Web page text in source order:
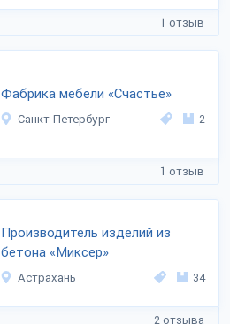
1 отзыв
Фабрика мебели «Счастье»
Санкт-Петербург 2
1 отзыв
Производитель изделий из
бетона «Миксер»
Астрахань 34
2 отзыва